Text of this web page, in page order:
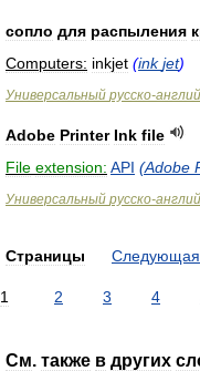
сопло для распыления
Computers: inkjet (ink jet)
Универсальный русско-
Adobe Printer Ink file
File extension: API (Adobe
Универсальный русско-
Страницы Следующая
1 2 3 4
См. также в других